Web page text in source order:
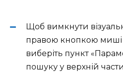
Щоб вимкнути
правою кнопкою миші
виберіть пункт
пошуку у верхній